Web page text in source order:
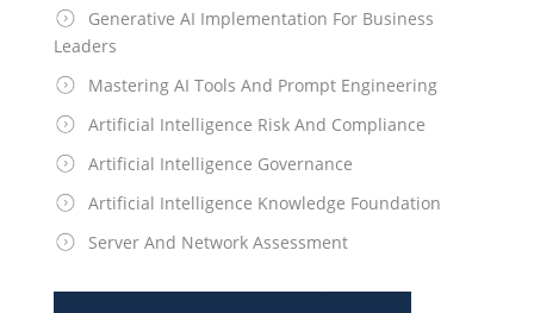
Generative AI Implementation For Business
Leaders
Mastering AI Tools And Prompt Engineering
Artificial Intelligence Risk And Compliance
Artificial Intelligence Governance
Artificial Intelligence Knowledge Foundation
Server And Network Assessment